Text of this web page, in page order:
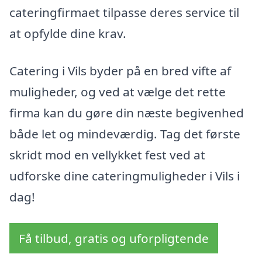
cateringfirmaet tilpasse deres service til
at opfylde dine krav.
Catering i Vils byder på en bred vifte af
muligheder, og ved at vælge det rette
firma kan du gøre din næste begivenhed
både let og mindeværdig. Tag det første
skridt mod en vellykket fest ved at
udforske dine cateringmuligheder i Vils i
dag!
Få tilbud, gratis og uforpligtende